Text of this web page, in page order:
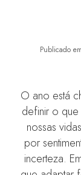
Publicado em
O ano está
definir o
nossas
por
incerteza.